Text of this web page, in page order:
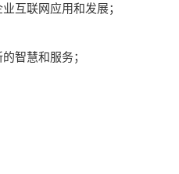
互联网应用和发展；
智慧和服务；